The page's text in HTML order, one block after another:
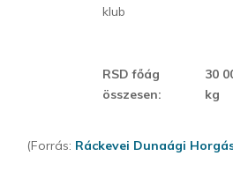
klub
RSD főág
összesen:
30
kg
(Forrás: Ráckevei Dunaági